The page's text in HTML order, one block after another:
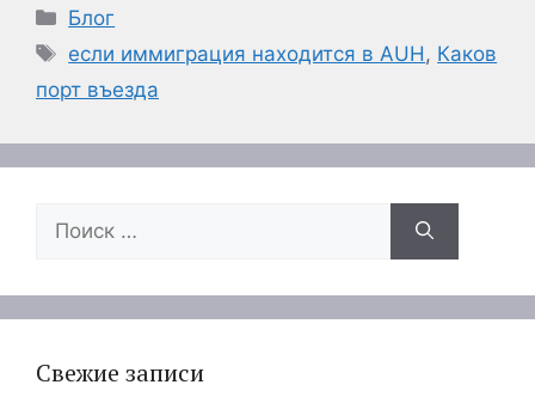
Рубрики
Блог
Метки
если иммиграция находится в AUH, Каков
порт въезда
Поиск:
Свежие записи